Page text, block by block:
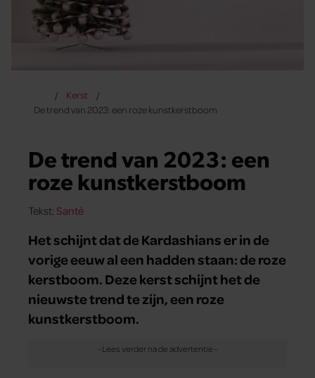
Kerst
De trend van 2023: een roze kunstkerstboom
De trend van 2023: een
roze kunstkerstboom
Tekst: Santé
Het schijnt dat de Kardashians er in de
vorige eeuw al een hadden staan: de roze
kerstboom. Deze kerst schijnt het de
nieuwste trend te zijn, een roze
kunstkerstboom.